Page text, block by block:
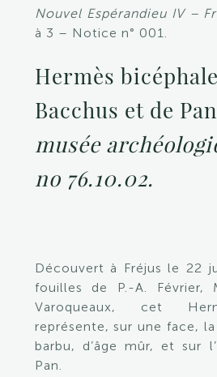
Nouvel Espérandieu IV –
à 3 – Notice n° 001.
Hermès
Bacchus et de Pan
musée
no 76.10.02.
Découvert à Fréjus le 22
fouilles de P.-A. Février,
Varoqueaux, cet
représente, sur une face,
barbu, d’âge mûr, et sur
Pan.